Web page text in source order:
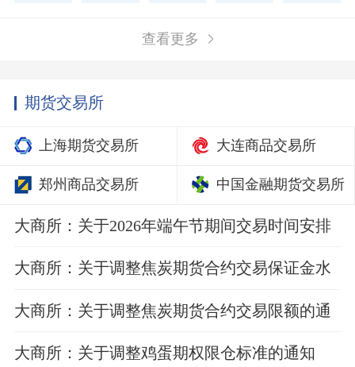
查看更多
期货交易所
上海期货交易所 大连商品交易所
郑州商品交易所 中国金融期货交易所
大商所：关于2026年端午节期间交易时间安排
的通知
大商所：关于调整焦炭期货合约交易保证金水
平的通知
大商所：关于调整焦炭期货合约交易限额的通
知
大商所：关于调整鸡蛋期权限仓标准的通知